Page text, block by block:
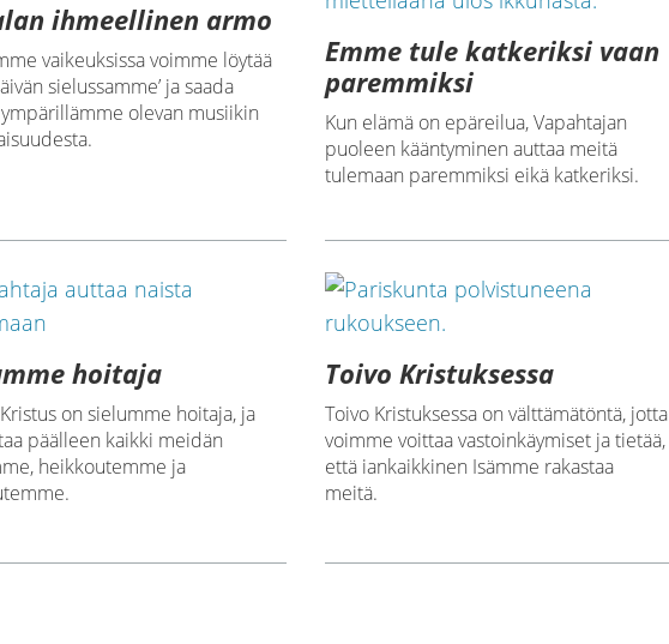
ihmeellinen armo
vaikeuksissa voimme löytää
sielussamme’ ja saada
olevan musiikin
Emme tule katkeriksi vaan
paremmiksi
Kun elämä on epäreilua, Vapahtajan
puoleen kääntyminen auttaa meitä
tulemaan paremmiksi eikä katkeriksi.
hoitaja
Kristus on sielumme hoitaja, ja
päälleen kaikki meidän
heikkoutemme ja
Toivo Kristuksessa
Toivo Kristuksessa on välttämätöntä, jotta
voimme voittaa vastoinkäymiset ja tietää,
että iankaikkinen Isämme rakastaa
meitä.